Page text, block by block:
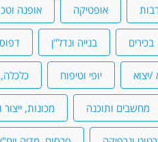
אופטיקה אופנה
בכירים בנייה ונדל"ן דפוס
/יצוא יופי וטיפוח
מחשבים ותוכנה מכונות,